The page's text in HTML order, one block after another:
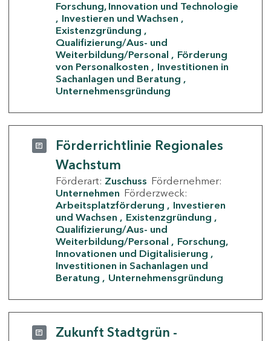
Forschung, Innovation und Technologie
Investieren und Wachsen
Existenzgründung
Qualifizierung/Aus- und
Weiterbildung/Personal
Förderung
von Personalkosten
Investitionen in
Sachanlagen und Beratung
Unternehmensgründung
Förderrichtlinie Regionales
Wachstum
Förderart: Zuschuss Fördernehmer:
Unternehmen Förderzweck:
Arbeitsplatzförderung
Investieren
und Wachsen
Existenzgründung
Qualifizierung/Aus- und
Weiterbildung/Personal
Forschung,
Innovationen und Digitalisierung
Investitionen in Sachanlagen und
Beratung
Unternehmensgründung
Zukunft Stadtgrün -